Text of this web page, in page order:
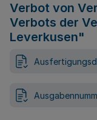
Verbot von
Verbots der
Leverkusen"